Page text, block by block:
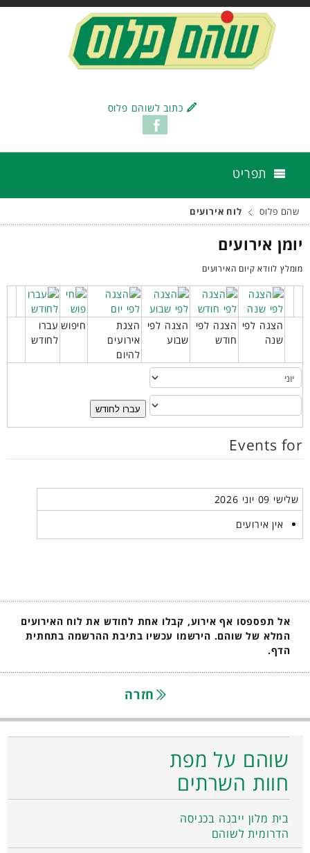
כתוב לשוהם פלוס
תפריט
שהם פלוס לוח אירועים
יומן אירועים
מומלץ לוודא קיום האירועים
הצגה לפי
שנה
הצגה לפי
חודש
הצגה לפי
שבוע
הצגת
אירועים
להיום
חיפוש עברו
לחודש
עברו לחודש
Events for
שלישי 09 יוני 2026
אין אירועים
אל תפספסו אף אירוע, קבלו אחת לחודש את לוח האירועים
המלא של שוהם. הירשמו עכשיו בתיבת ההרשמה בתחתית
הדף.
חזרה
שוהם על מפת
חוות השרתים
בית מלון ייבנה בכניסה
הדרומית לשוהם